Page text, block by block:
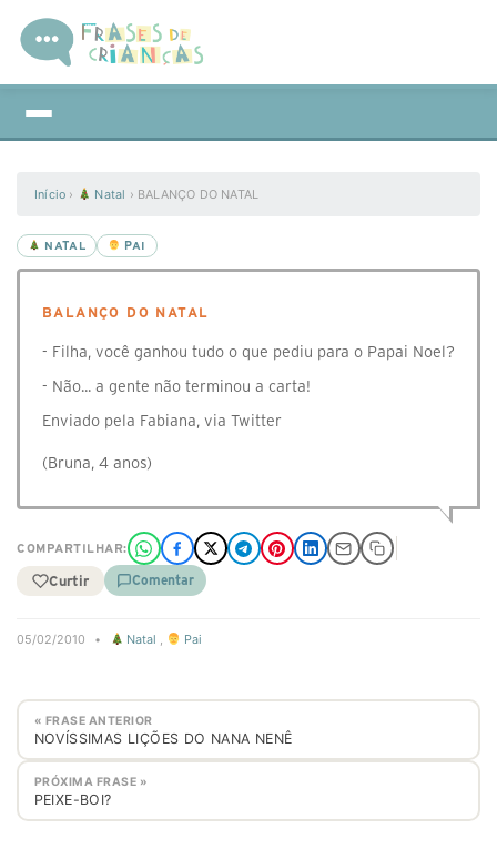
Início › Natal › BALANÇO DO NATAL
NATAL PAI
BALANÇO DO NATAL
- Filha, você ganhou tudo o que pediu para o Papai Noel?
- Não... a gente não terminou a carta!
Enviado pela Fabiana, via Twitter
(Bruna, 4 anos)
COMPARTILHAR:
Curtir Comentar
05/02/2010 • Natal , Pai
« FRASE ANTERIOR
NOVÍSSIMAS LIÇÕES DO NANA NENÊ
PRÓXIMA FRASE »
PEIXE-BOI?